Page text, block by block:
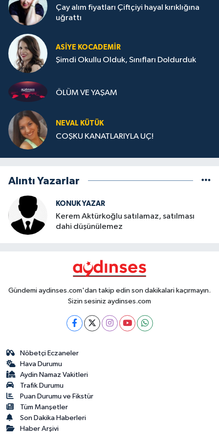
Çay alım fiyatları Çiftçiyi hayal kırıklığına
uğrattı
ASIYE KOCADEMİR
Şimdi Okullu Olduk, Sınıfları Doldurduk
ÖLÜM VE YAŞAM
NEVAL KÜTÜK
COŞKU KANATLARIYLA UÇ!
Alıntı Yazarlar
KONUK YAZAR
Kerem Aktürkoğlu satılamaz, satılması
dahi düşünülemez
Gündemi aydinses.com'dan takip edin son dakikalari kaçırmayın.
Sizin sesiniz aydinses.com
Nöbetçi Eczaneler
Hava Durumu
Aydin Namaz Vakitleri
Trafik Durumu
Puan Durumu ve Fikstür
Tüm Manşetler
Son Dakika Haberleri
Haber Arşivi